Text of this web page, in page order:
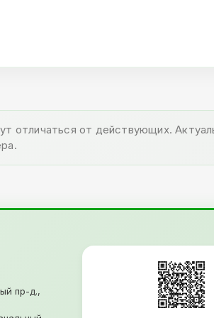
отличаться от действующих.
пр-д.,